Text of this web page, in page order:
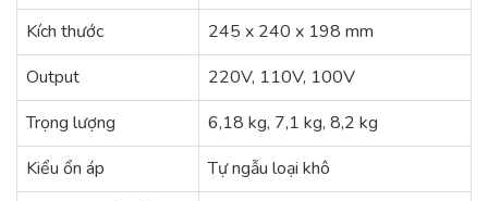
Kích thước
245 x 240 x 198 mm
Output
220V, 110V, 100V
Trọng lượng
6,18 kg, 7,1 kg, 8,2 kg
Kiểu ổn áp
Tự ngẫu loại khô